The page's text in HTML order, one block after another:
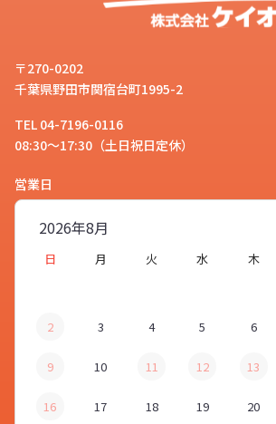
〒270-0202
千葉県野田市関宿台町1995-2
TEL 04-7196-0116
08:30～17:30（土日祝日定休）
営業日
8月
2026年
日 月 火 水 木
2 3 4 5 6
9 10 11 12 13
16 17 18 19 20